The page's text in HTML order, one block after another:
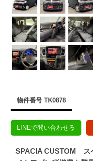
物件番号 TK0878
LINEで問い合わせる
SPACIA CUSTOM